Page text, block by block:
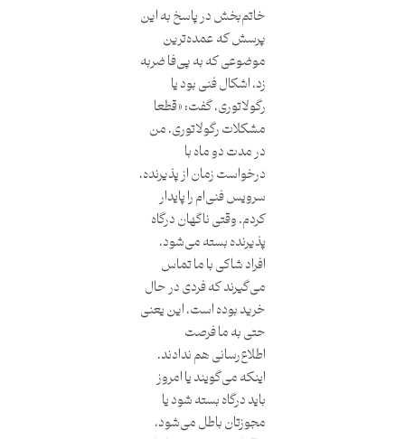
خاتم‌بخش در پاسخ به این
پرسش که عمده‌ترین
موضوعی که به پی‌فا ضربه
زد، اشکال فنی بود یا
رگولاتوری، گفت: «قطعا
مشکلات رگولاتوری. من
در مدت دو ماه با
درخواست زمان از پذیرنده،
سرویس فنی‌ام را پایدار
کردم. وقتی ناگهان درگاه
پذیرنده بسته می‌شود،
افراد شاکی با ما تماس
می‌گیرند که فردی در حال
خرید بوده است، این یعنی
حتی به ما فرصت
اطلاع‌رسانی هم ندادند.
اینکه می‌گویند یا امروز
باید درگاه بسته شود یا
مجوزتان باطل می‌شود،